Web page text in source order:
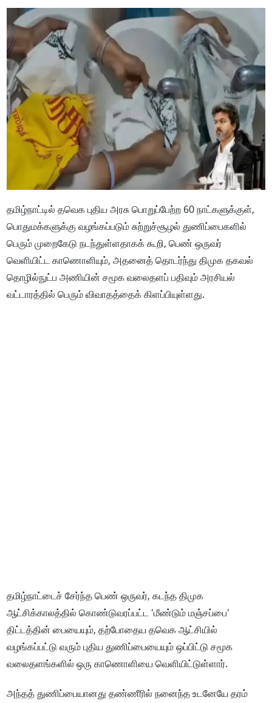
தமிழ்நாட்டில் தவெக புதிய அரசு பொறுப்பேற்ற 60 நாட்களுக்குள்,
பொதுமக்களுக்கு வழங்கப்படும் சுற்றுச்சூழல் துணிப்பைகளில்
பெரும் முறைகேடு நடந்துள்ளதாகக் கூறி, பெண் ஒருவர்
வெளியிட்ட காணொளியும், அதனைத் தொடர்ந்து திமுக தகவல்
தொழில்நுட்ப அணியின் சமூக வலைதளப் பதிவும் அரசியல்
வட்டாரத்தில் பெரும் விவாதத்தைக் கிளப்பியுள்ளது.
தமிழ்நாட்டைச் சேர்ந்த பெண் ஒருவர், கடந்த திமுக
ஆட்சிக்காலத்தில் கொண்டுவரப்பட்ட 'மீண்டும் மஞ்சப்பை'
திட்டத்தின் பையையும், தற்போதைய தவெக ஆட்சியில்
வழங்கப்பட்டு வரும் புதிய துணிப்பையையும் ஒப்பிட்டு சமூக
வலைதளங்களில் ஒரு காணொளியை வெளியிட்டுள்ளார்.
அந்தத் துணிப்பையானது தண்ணீரில் நனைந்த உடனேயே தரம்